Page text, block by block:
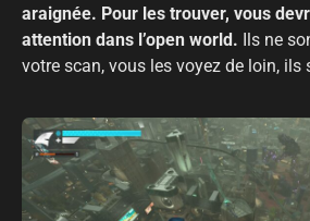
araignée. Pour les trouver, vous
attention dans l’open world. Ils ne
votre scan, vous les voyez de loin, ils